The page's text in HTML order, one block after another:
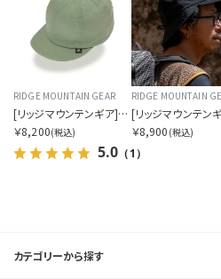
RIDGE MOUNTAIN GEAR
[リッジマウンテンギア]ベーシックキャップ NT エクストラ
￥8,200(税込)
5.0 （1）
RIDGE MOUNTAIN
￥8,900 (税込)
カテゴリーから探す